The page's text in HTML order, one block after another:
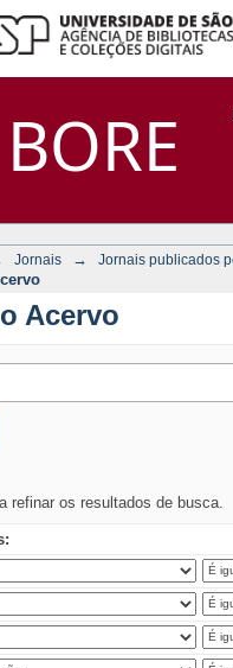
BORE
Busca no
DSpace/Manakin +
Jornais → Jornais publicados
Acervo
refinar os resultados de busca.